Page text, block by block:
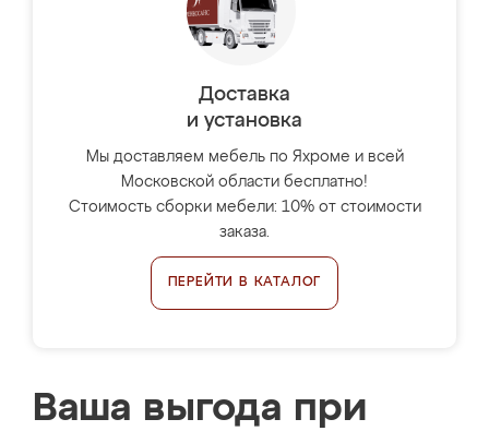
Доставка
и установка
Мы доставляем мебель по Яхроме и всей
Московской области бесплатно!
Стоимость сборки мебели: 10% от стоимости
заказа.
ПЕРЕЙТИ В КАТАЛОГ
Ваша выгода при